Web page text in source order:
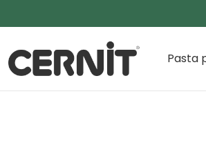
Cernit Une qualité haut de gamme
Pasta